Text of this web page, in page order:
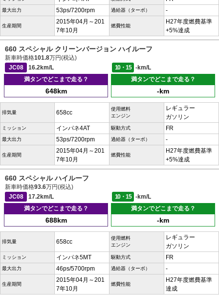
最大出力 53ps/7200rpm 過給器（ターボ） -
生産期間
2015年04月～201
7年10月
燃費性能
H27年度燃費基準
+5%達成
660 スペシャル クリーンバージョン ハイルーフ
新車時価格101.8万円(税込)
JC08
16.2km/L 10・15
-km/L
満タンでどこまで走る？
648km
満タンでどこまで走る？
-km
排気量 658cc
使用燃料
エンジン
レギュラー
ガソリン
ミッション インパネ4AT 駆動方式 FR
最大出力 53ps/7200rpm 過給器（ターボ） -
生産期間
2015年04月～201
7年10月
燃費性能
H27年度燃費基準
+5%達成
660 スペシャル ハイルーフ
新車時価格93.6万円(税込)
JC08
17.2km/L 10・15
-km/L
満タンでどこまで走る？
688km
満タンでどこまで走る？
-km
排気量 658cc
使用燃料
エンジン
レギュラー
ガソリン
ミッション インパネ5MT 駆動方式 FR
最大出力 46ps/5700rpm 過給器（ターボ） -
生産期間
2015年04月～201
7年10月
燃費性能
H27年度燃費基準
達成